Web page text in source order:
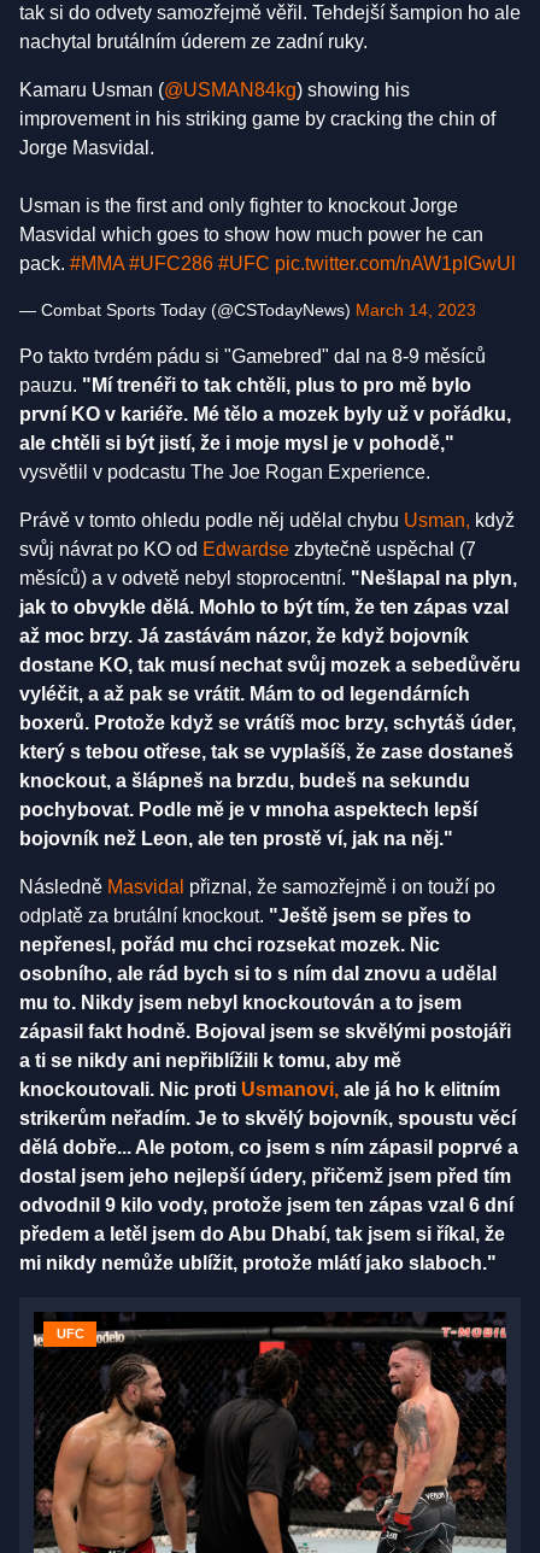
tak si do odvety samozřejmě věřil. Tehdejší šampion ho ale
nachytal brutálním úderem ze zadní ruky.
Kamaru Usman (@USMAN84kg) showing his
improvement in his striking game by cracking the chin of
Jorge Masvidal.
Usman is the first and only fighter to knockout Jorge
Masvidal which goes to show how much power he can
pack. #MMA #UFC286 #UFC pic.twitter.com/nAW1pIGwUl
— Combat Sports Today (@CSTodayNews) March 14, 2023
Po takto tvrdém pádu si "Gamebred" dal na 8-9 měsíců
pauzu. "Mí trenéři to tak chtěli, plus to pro mě bylo
první KO v kariéře. Mé tělo a mozek byly už v pořádku,
ale chtěli si být jistí, že i moje mysl je v pohodě,"
vysvětlil v podcastu The Joe Rogan Experience.
Právě v tomto ohledu podle něj udělal chybu Usman, když
svůj návrat po KO od Edwardse zbytečně uspěchal (7
měsíců) a v odvetě nebyl stoprocentní. "Nešlapal na plyn,
jak to obvykle dělá. Mohlo to být tím, že ten zápas vzal
až moc brzy. Já zastávám názor, že když bojovník
dostane KO, tak musí nechat svůj mozek a sebedůvěru
vyléčit, a až pak se vrátit. Mám to od legendárních
boxerů. Protože když se vrátíš moc brzy, schytáš úder,
který s tebou otřese, tak se vyplašíš, že zase dostaneš
knockout, a šlápneš na brzdu, budeš na sekundu
pochybovat. Podle mě je v mnoha aspektech lepší
bojovník než Leon, ale ten prostě ví, jak na něj."
Následně Masvidal přiznal, že samozřejmě i on touží po
odplatě za brutální knockout. "Ještě jsem se přes to
nepřenesl, pořád mu chci rozsekat mozek. Nic
osobního, ale rád bych si to s ním dal znovu a udělal
mu to. Nikdy jsem nebyl knockoutován a to jsem
zápasil fakt hodně. Bojoval jsem se skvělými postojáři
a ti se nikdy ani nepřiblížili k tomu, aby mě
knockoutovali. Nic proti Usmanovi, ale já ho k elitním
strikerům neřadím. Je to skvělý bojovník, spoustu věcí
dělá dobře... Ale potom, co jsem s ním zápasil poprvé a
dostal jsem jeho nejlepší údery, přičemž jsem před tím
odvodnil 9 kilo vody, protože jsem ten zápas vzal 6 dní
předem a letěl jsem do Abu Dhabí, tak jsem si říkal, že
mi nikdy nemůže ublížit, protože mlátí jako slaboch."
UFC